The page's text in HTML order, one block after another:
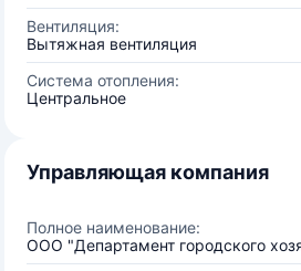
Вентиляция:
Вытяжная вентиляция
Система отопления:
Центральное
Управляющая компания
Полное наименование:
ООО "Департамент городского